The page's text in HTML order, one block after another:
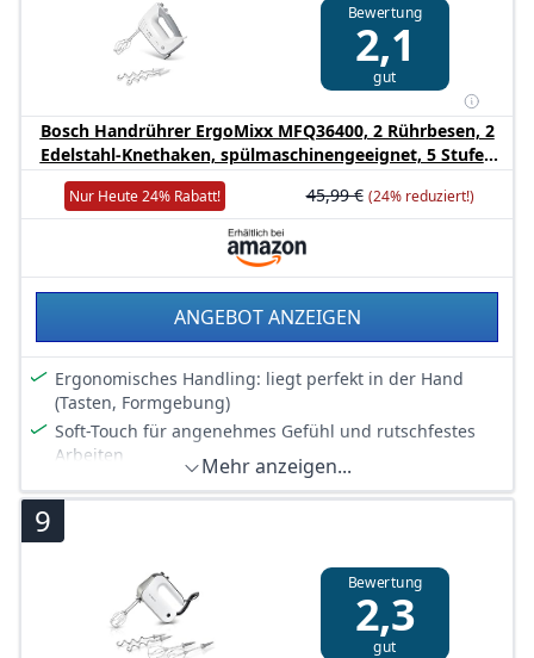
Bewertung
2,1
gut
Bosch Handrührer ErgoMixx MFQ36400, 2 Rührbesen, 2
Edelstahl-Knethaken, spülmaschinengeeignet, 5 Stufen
plus Turbostufe, 450 W, weiß
Nur Heute 24% Rabatt! 45,99 € (24% reduziert!)
ANGEBOT ANZEIGEN
Ergonomisches Handling: liegt perfekt in der Hand
(Tasten, Formgebung)
Soft-Touch für angenehmes Gefühl und rutschfestes
Arbeiten
Unviersalzerkleinerer
Mehr anzeigen...
9
Bewertung
2,3
gut